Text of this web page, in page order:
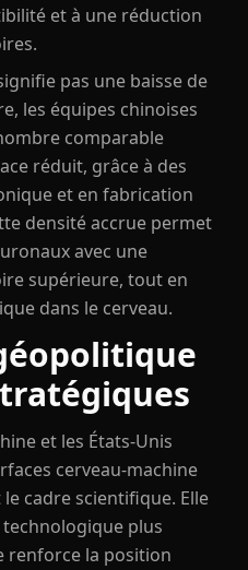
et à une réduction
pas une baisse de
les équipes chinoises
comparable
réduit, grâce à des
et en fabrication
densité accrue permet
avec une
supérieure, tout en
dans le cerveau.
et les États-Unis
cerveau-machine
cadre scientifique. Elle
plus
renforce la position